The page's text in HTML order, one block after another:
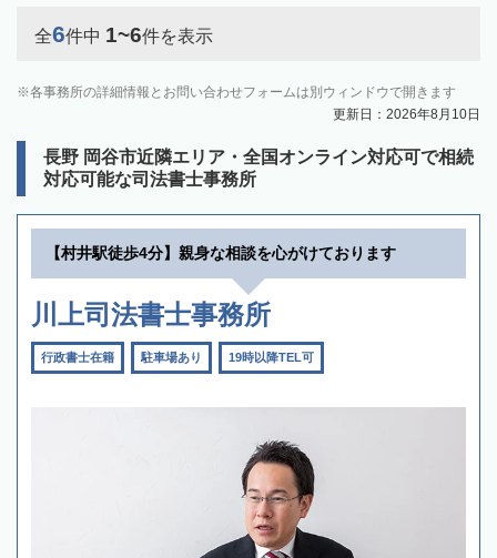
全6件中 1~6件を表示
各事務所の詳細情報とお問い合わせフォームは別ウィンドウで開きます
更新日：2026年8月10日
長野 岡谷市近隣エリア・全国オンライン対応可で相続
対応可能な司法書士事務所
【村井駅徒歩4分】親身な相談を心がけております
川上司法書士事務所
行政書士在籍 駐車場あり 19時以降TEL可